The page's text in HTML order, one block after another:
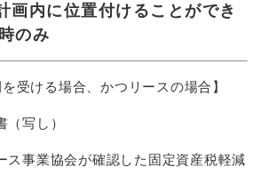
画内に位置付けることができ
のみ
受ける場合、かつリースの場合】
写し）
ス事業協会が確認した固定資産税軽減